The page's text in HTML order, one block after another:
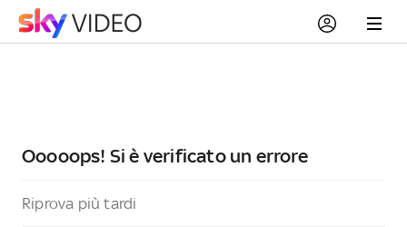
Ooooops! Si è verificato un errore
Riprova più tardi